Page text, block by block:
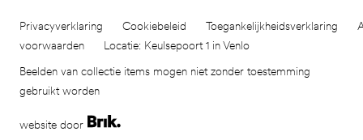
Privacyverklaring Cookiebeleid Toegankelijkheidsverklaring
voorwaarden
Locatie: Keulsepoort 1 in Venlo
Beelden van collectie items mogen niet zonder toestemming
gebruikt worden
website door